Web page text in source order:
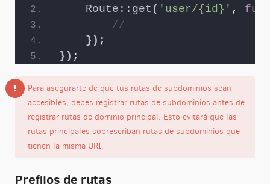
Route::get ( 'user/{id}' ,
//
}) ;
}) ;
Para asegurarte de que tus rutas de subdominios sean
accesibles, debes registrar rutas de subdominios antes de
registrar rutas de dominio principal. Esto evitará que las
rutas principales sobrescriban rutas de subdominios que
tienen la misma URI.
Prefijos de rutas